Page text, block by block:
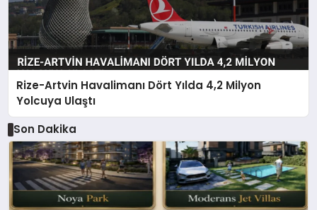
Rize-Artvin Havalimanı Dört Yılda 4,2 Milyon
Yolcuya Ulaştı
Son Dakika